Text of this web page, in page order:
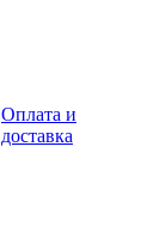
Оплата и
доставка